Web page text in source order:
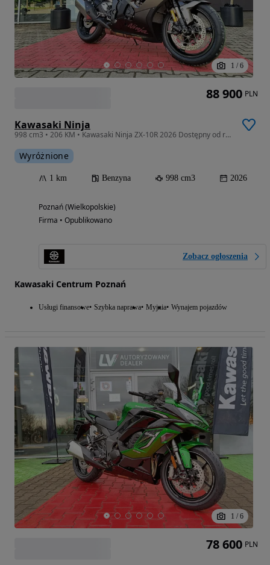
1 / 6
Kawasaki Ninja
998 cm3 • 206 KM • Kawasaki Ninja ZX-10R 2026 Dostępny od ręki
Wyróżnione
1 km Benzyna 998 cm3 2026
Poznań (Wielkopolskie)
Firma • Opublikowano
Zobacz ogłoszenia
Kawasaki Centrum Poznań
Usługi finansowe Szybka naprawa Myjnia Wynajem pojazdów
88 900 PLN
1 / 6
78 600 PLN